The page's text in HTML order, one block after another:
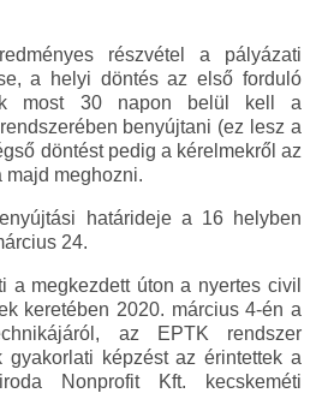
részvétel a pályázati
a helyi döntés az első forduló
most 30 napon belül kell a
benyújtani (ez lesz a
döntést pedig a kérelmekről az
majd meghozni.
határideje a 16 helyben
24.
a megkezdett úton a nyertes civil
keretében 2020. március 4-én a
az EPTK rendszer
gyakorlati képzést az érintettek a
Nonprofit Kft. kecskeméti